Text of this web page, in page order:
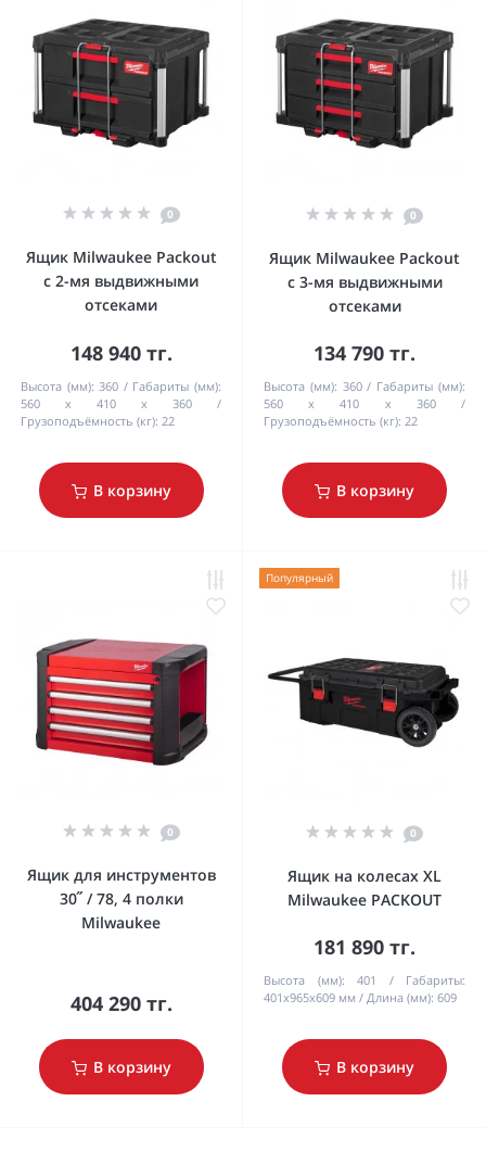
0
Ящик Milwaukee Packout
с 2-мя выдвижными
отсеками
148 940 тг.
Высота (мм): 360
Габариты (мм):
560 x 410 x 360
Грузоподъёмность (кг): 22
В корзину
0
Ящик Milwaukee Packout
с 3-мя выдвижными
отсеками
134 790 тг.
Высота (мм): 360
Габариты (мм):
560 x 410 x 360
Грузоподъёмность (кг): 22
В корзину
0
Ящик для инструментов
30˝ / 78, 4 полки
Milwaukee
404 290 тг.
В корзину
Популярный
0
Ящик на колесах XL
Milwaukee PACKOUT
181 890 тг.
Высота (мм): 401
Габариты:
401x965x609 мм
Длина (мм): 609
В корзину